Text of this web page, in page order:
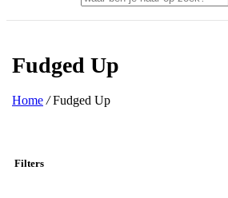
Fudged Up
Home / Fudged Up
Filters